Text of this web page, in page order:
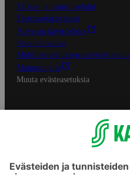
Tilaus- ja toimitusehdot
Tietosuojakäytäntö
Palvelun käyttöehdot
Saavutettavuus
Mobiilisovelluksen saavutettavuus
Mainostajalle
Muuta evästeasetuksia
S-ryhmän palvelut
Asiakasomistajuus